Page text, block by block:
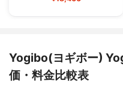
Yogibo(ヨギボー)
価・料金比較表